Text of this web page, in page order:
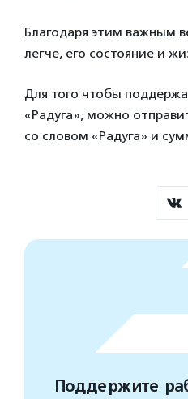
Благодаря этим важным
легче, его состояние и
Для того чтобы
«Радуга», можно
со словом «Радуга» и
Поддержите